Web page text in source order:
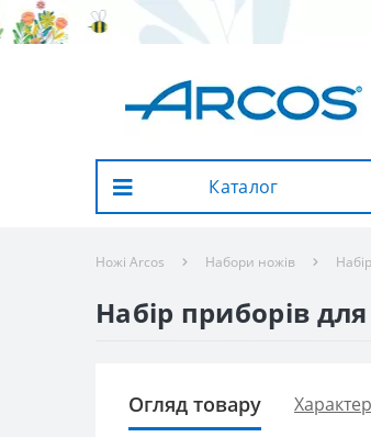
Каталог
Ножі Arcos Набори ножів
Набір приборів
Огляд товару